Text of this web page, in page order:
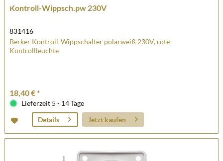
Kontroll-Wippsch.pw 230V
831416
Berker Kontroll-Wippschalter polarweiß 230V, rote
Kontrollleuchte
18,40 € *
Lieferzeit 5 - 14 Tage
Details
Jetzt kaufen